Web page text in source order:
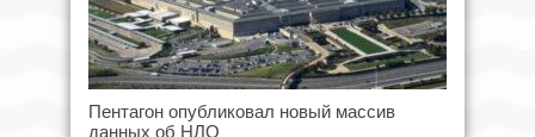
Пентагон опубликовал новый массив
данных об НЛО